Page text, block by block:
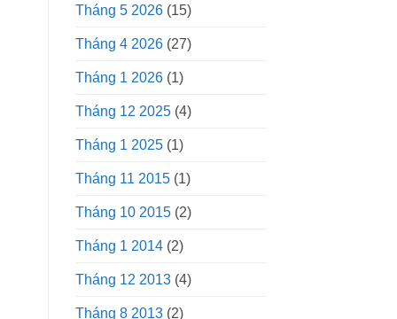
Tháng 5 2026(15)
Tháng 4 2026(27)
Tháng 1 2026(1)
Tháng 12 2025(4)
Tháng 1 2025(1)
Tháng 11 2015(1)
Tháng 10 2015(2)
Tháng 1 2014(2)
Tháng 12 2013(4)
Tháng 8 2013(2)